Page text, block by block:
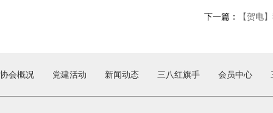
下一篇： 【贺电
协会概况 党建活动 新闻动态 三八红旗手 会员中心